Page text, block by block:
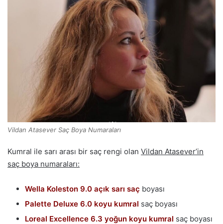
Vildan Atasever Saç Boya Numaraları
Kumral ile sarı arası bir saç rengi olan Vildan Atasever’in
saç boya numaraları:
Wella Koleston 9.0 açık sarı saç boyası
Palette Deluxe 6.0 koyu kumral saç boyası
Loreal Excellence 6.3 yoğun koyu kumral saç boyası